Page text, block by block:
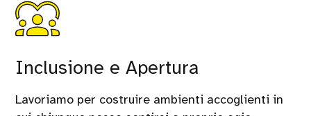
Inclusione e Apertura
Lavoriamo per costruire ambienti accoglienti in